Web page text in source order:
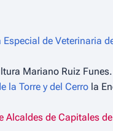
Especial de Veterinaria
Mariano Ruiz Funes.
la Torre y del Cerro la
Alcaldes de Capitales